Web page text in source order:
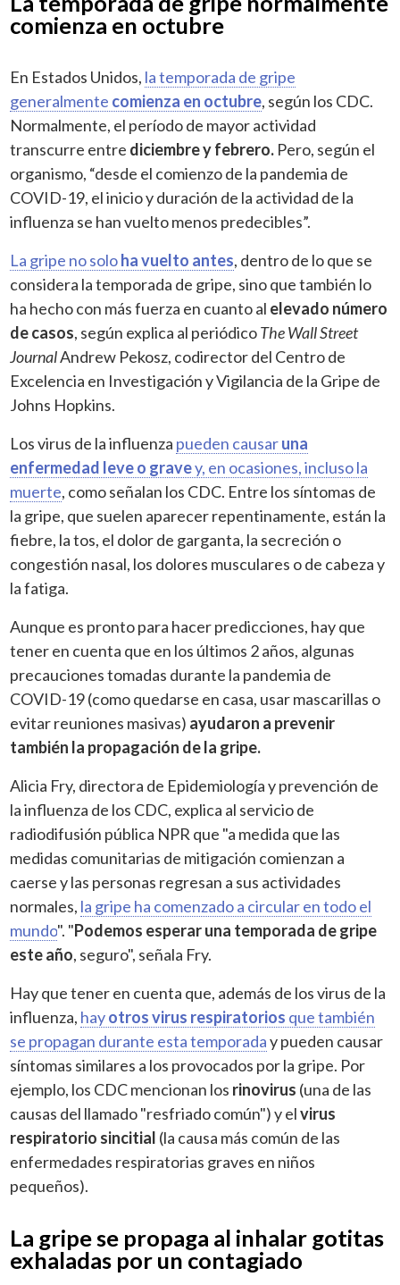
comienza en octubre
En Estados Unidos, la temporada de gripe
generalmente comienza en octubre, según los CDC.
Normalmente, el período de mayor actividad
transcurre entre diciembre y febrero. Pero, según el
organismo, “desde el comienzo de la pandemia de
COVID-19, el inicio y duración de la actividad de la
influenza se han vuelto menos predecibles”.
La gripe no soloha vuelto antes, dentro de lo que se
considera la temporada de gripe, sino que también lo
ha hecho con más fuerza en cuanto al elevado número
de casos, según explica al periódicoThe Wall Street
JournalAndrew Pekosz, codirector del Centro de
Excelencia en Investigación y Vigilancia de la Gripe de
Johns Hopkins.
Los virus de la influenza pueden causaruna
enfermedad leve o gravey, en ocasiones, incluso la
muerte, como señalan los CDC. Entre los síntomas de
la gripe, que suelen aparecer repentinamente, están la
fiebre, la tos, el dolor de garganta, la secreción o
congestión nasal, los dolores musculares o de cabeza y
la fatiga.
Aunque es pronto para hacer predicciones, hay que
tener en cuenta que en los últimos 2 años, algunas
precauciones tomadas durante la pandemia de
COVID-19 (como quedarse en casa, usar mascarillas o
evitar reuniones masivas) ayudaron a prevenir
también la propagación de la gripe.
Alicia Fry, directora de Epidemiología y prevención de
la influenza de los CDC, explica al servicio de
radiodifusión pública NPR que "a medida que las
medidas comunitarias de mitigación comienzan a
caerse y las personas regresan a sus actividades
normales, la gripe ha comenzado a circular en todo el
mundo". "Podemos esperar una temporada de gripe
este año, seguro", señala Fry.
Hay que tener en cuenta que, además de los virus de la
influenza, hayotros virus respiratorios que también
se propagan durante esta temporaday pueden causar
síntomas similares a los provocados por la gripe. Por
ejemplo, los CDC mencionan los rinovirus (una de las
causas del llamado "resfriado común") y elvirus
respiratorio sincitial (la causa más común de las
enfermedades respiratorias graves en niños
pequeños).
La gripe se propaga al inhalar gotitas
exhaladas por un contagiado